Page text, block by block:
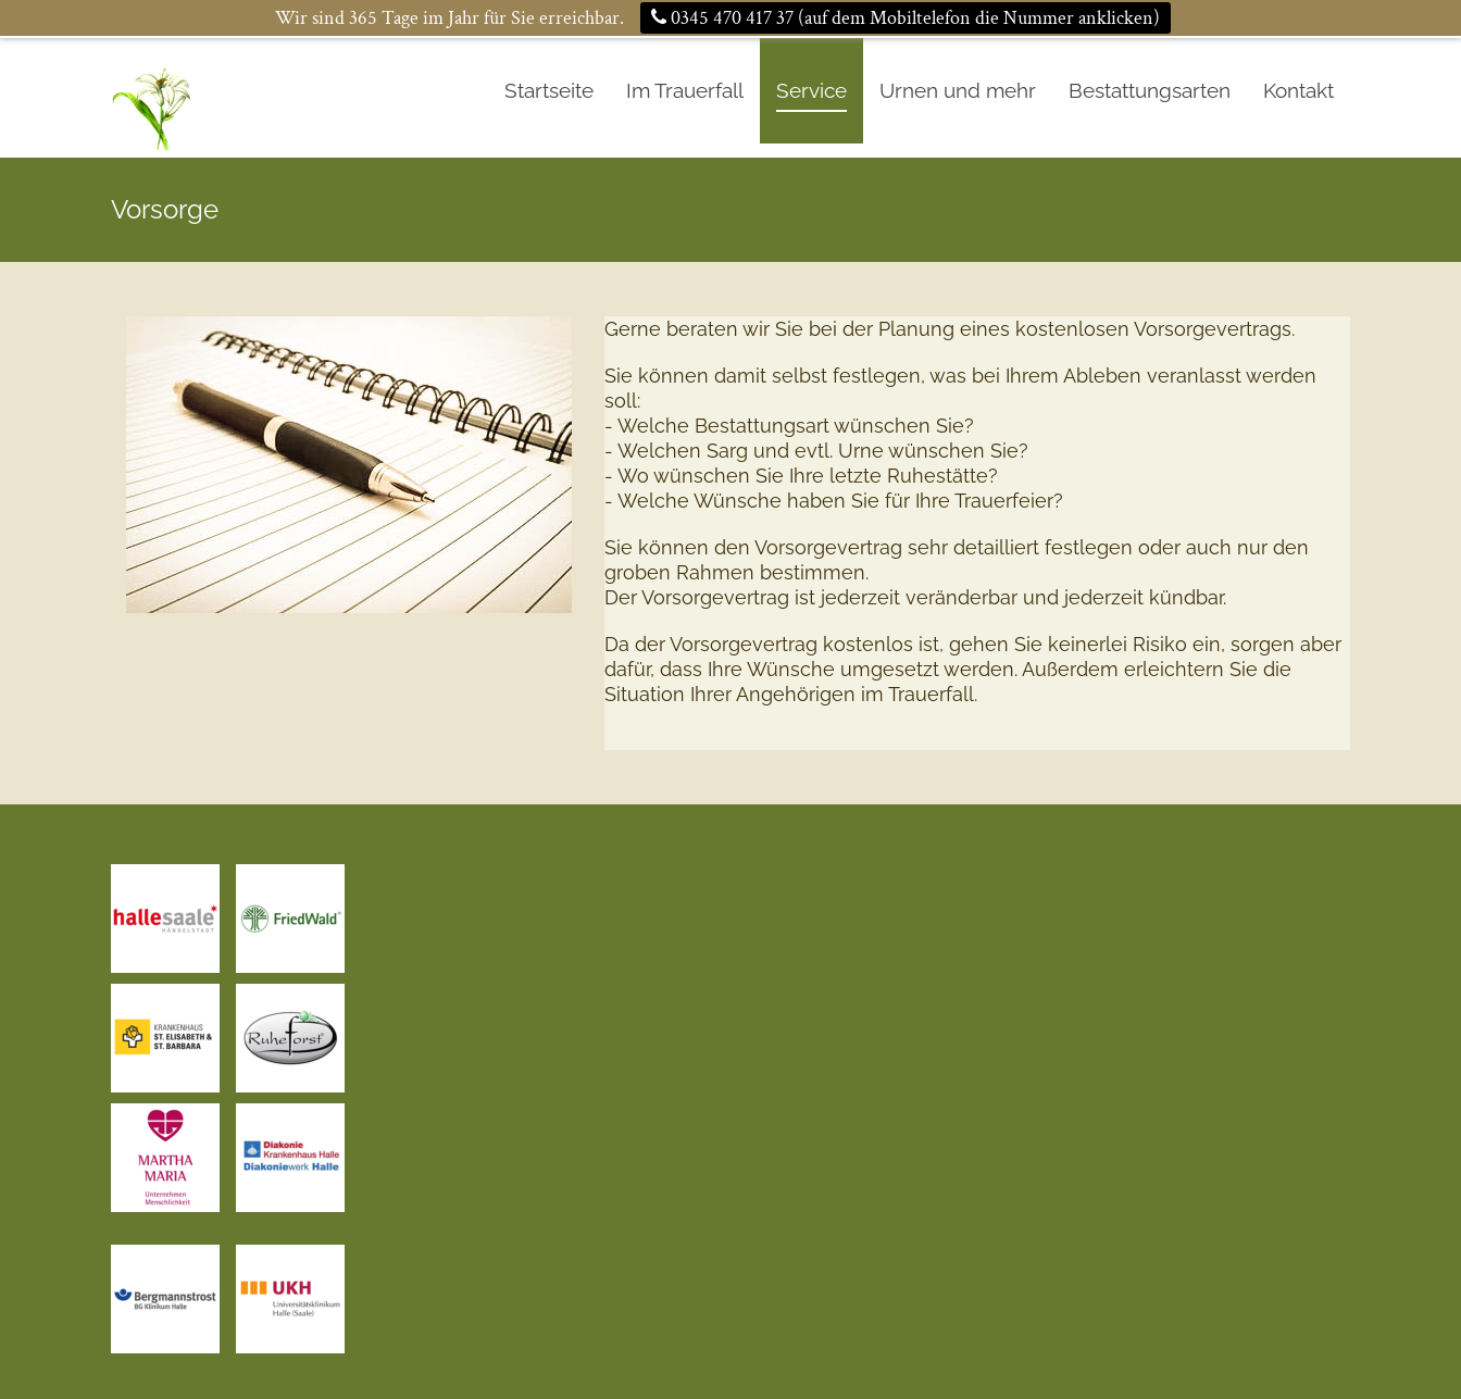
Wir sind 365 Tage im Jahr für Sie erreichbar. 0345 470 417 37 (auf dem Mobiltelefon die Nummer anklicken)
Startseite Im Trauerfall Service Urnen und mehr Bestattungsarten Kontakt
Vorsorge
Gerne beraten wir Sie bei der Planung eines kostenlosen Vorsorgevertrags.
Sie können damit selbst festlegen, was bei Ihrem Ableben veranlasst werden
soll:
- Welche Bestattungsart wünschen Sie?
- Welchen Sarg und evtl. Urne wünschen Sie?
- Wo wünschen Sie Ihre letzte Ruhestätte?
- Welche Wünsche haben Sie für Ihre Trauerfeier?
Sie können den Vorsorgevertrag sehr detailliert festlegen oder auch nur den
groben Rahmen bestimmen.
Der Vorsorgevertrag ist jederzeit veränderbar und jederzeit kündbar.
Da der Vorsorgevertrag kostenlos ist, gehen Sie keinerlei Risiko ein, sorgen aber
dafür, dass Ihre Wünsche umgesetzt werden. Außerdem erleichtern Sie die
Situation Ihrer Angehörigen im Trauerfall.